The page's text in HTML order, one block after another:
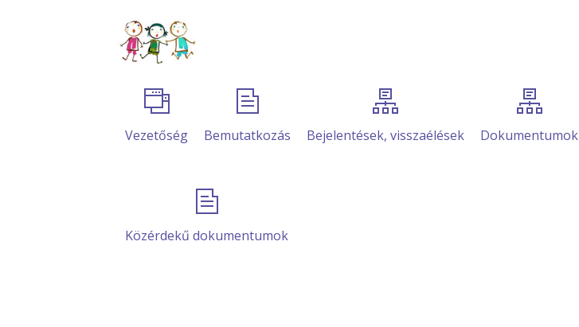
Vezetőség Bemutatkozás Bejelentések, visszaélések Dokumentumok
Közérdekű dokumentumok